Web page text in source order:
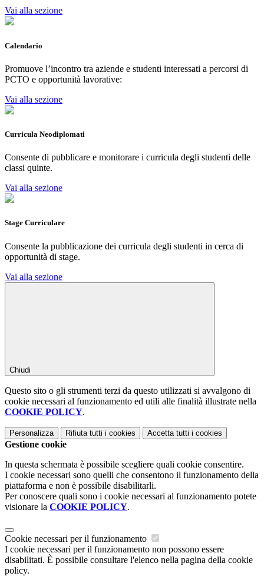
Vai alla sezione
Calendario
Promuove l’incontro tra aziende e studenti interessati a percorsi di
PCTO e opportunità lavorative:
Vai alla sezione
Curricula Neodiplomati
Consente di pubblicare e monitorare i curricula degli studenti delle
classi quinte.
Vai alla sezione
Stage Curriculare
Consente la pubblicazione dei curricula degli studenti in cerca di
opportunità di stage.
Vai alla sezione
Chiudi
Questo sito o gli strumenti terzi da questo utilizzati si avvalgono di
cookie necessari al funzionamento ed utili alle finalità illustrate nella
COOKIE POLICY.
Personalizza Rifiuta tutti i cookies Accetta tutti i cookies
Gestione cookie
In questa schermata è possibile scegliere quali cookie consentire.
I cookie necessari sono quelli che consentono il funzionamento della
piattaforma e non è possibile disabilitarli.
Per conoscere quali sono i cookie necessari al funzionamento potete
visionare la COOKIE POLICY.
Cookie necessari per il funzionamento
I cookie necessari per il funzionamento non possono essere
disabilitati. È possibile consultare l'elenco nella pagina della cookie
policy.